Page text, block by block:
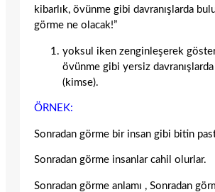
kibarlık, övünme gibi davranışlarda
görme ne olacak!”
yoksul iken zenginleşerek
övünme gibi yersiz
(kimse).
ÖRNEK:
Sonradan görme bir insan gibi bitin
Sonradan görme insanlar cahil olurlar.
Sonradan görme anlamı , Sonradan